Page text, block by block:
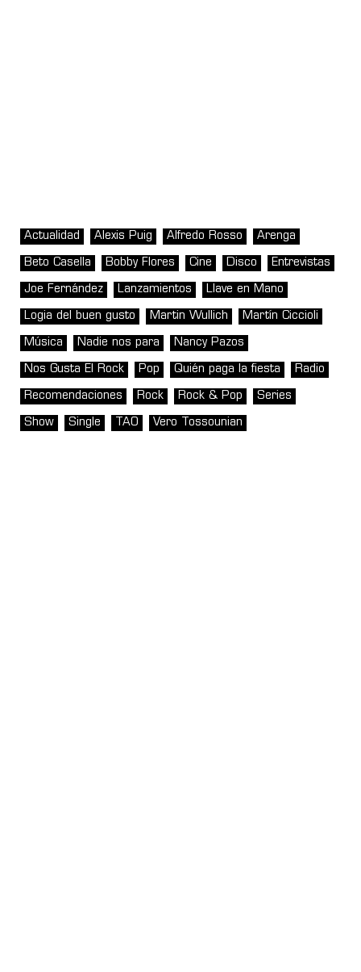
Actualidad Alexis Puig Alfredo Rosso Arenga
Beto Casella Bobby Flores Cine Disco Entrevistas
Joe Fernández Lanzamientos Llave en Mano
Logia del buen gusto Martin Wullich Martín Ciccioli
Música Nadie nos para Nancy Pazos
Nos Gusta El Rock Pop Quién paga la fiesta Radio
Recomendaciones Rock Rock & Pop Series
Show Single TAO Vero Tossounian